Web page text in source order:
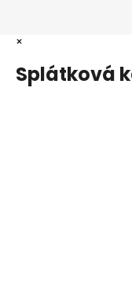
×
Splátková